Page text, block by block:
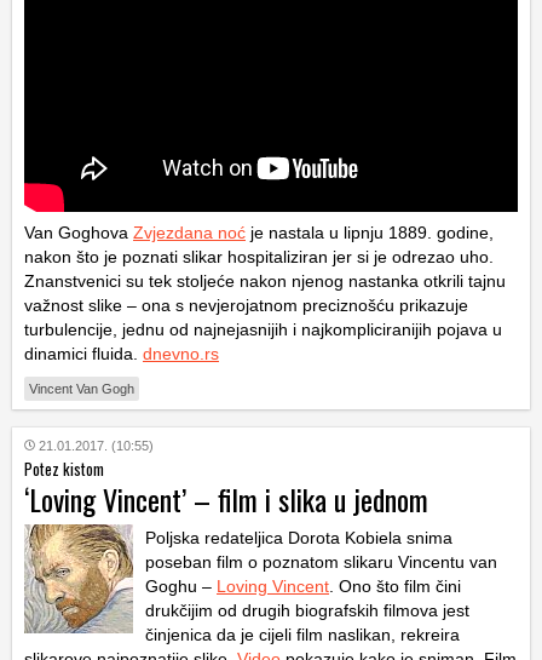
Van Goghova Zvjezdana noć je nastala u lipnju 1889. godine,
nakon što je poznati slikar hospitaliziran jer si je odrezao uho.
Znanstvenici su tek stoljeće nakon njenog nastanka otkrili tajnu
važnost slike – ona s nevjerojatnom preciznošću prikazuje
turbulencije, jednu od najnejasnijih i najkompliciranijih pojava u
dinamici fluida. dnevno.rs
Vincent Van Gogh
21.01.2017. (10:55)
Potez kistom
‘Loving Vincent’ – film i slika u jednom
Poljska redateljica Dorota Kobiela snima
poseban film o poznatom slikaru Vincentu van
Goghu – Loving Vincent . Ono što film čini
drukčijim od drugih biografskih filmova jest
činjenica da je cijeli film naslikan, rekreira